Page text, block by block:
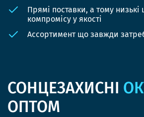
Прямі поставки, а тому низькі
компромісу у якості
Ассортимент що завжди
СОНЦЕЗАХИСНІ
ОПТОМ